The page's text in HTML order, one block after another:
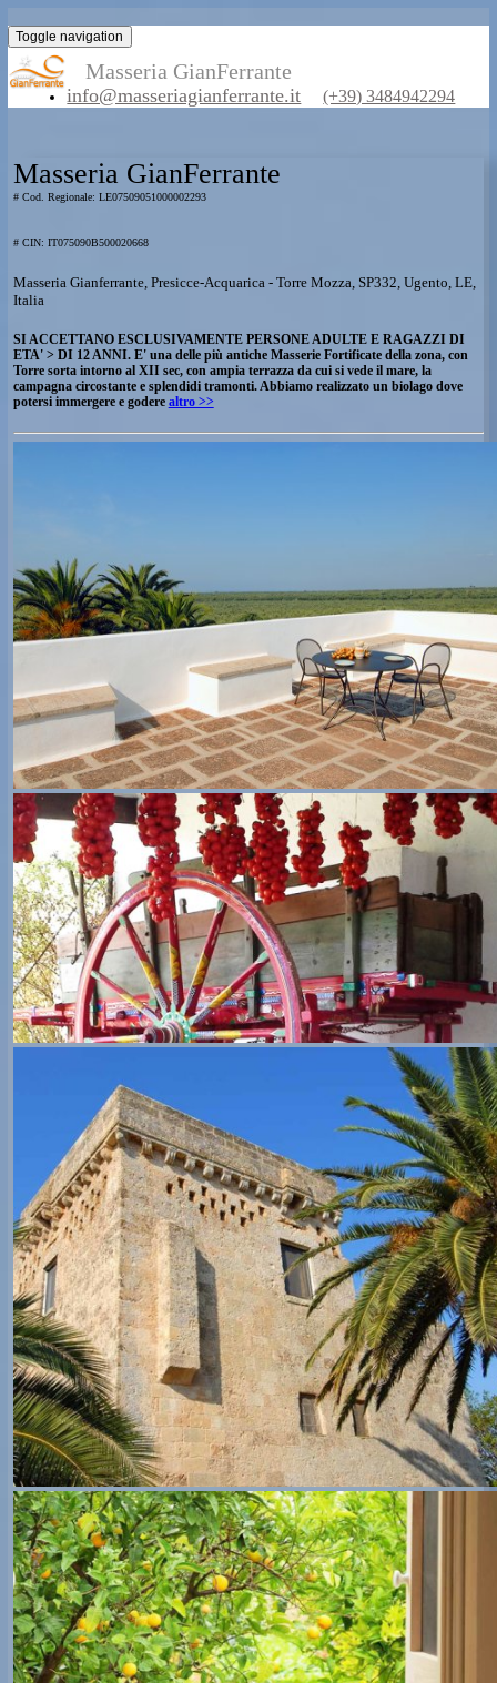
Toggle navigation
Masseria GianFerrante
info@masseriagianferrante.it (+39)
Masseria GianFerrante
Italia
SI ACCETTANO ESCLUSIVAMENTE PERSONE ADULTE E
ETA' > DI 12 ANNI. E' una delle più antiche Masserie Fortificate della zona,
Torre sorta intorno al XII sec, con ampia terrazza da cui si vede il mare, la
campagna circostante e splendidi tramonti. Abbiamo realizzato un biolago
potersi immergere e godere altro >>